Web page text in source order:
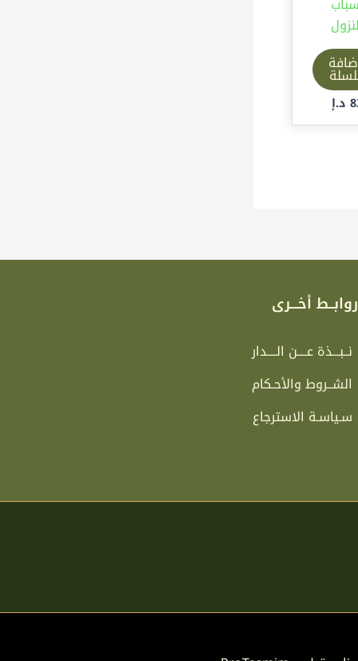
د.إ
روابــط أخـــرى
نــبـــذة عــــن الــــدار
الشــروط والأحـكام
سـياسـة الاسترجاع